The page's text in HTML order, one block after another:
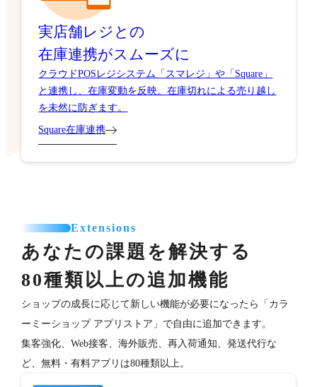
実店舗レジとの
在庫連携がスムーズに
クラウドPOSレジシステム「スマレジ」や「Square」
と連携し、在庫変動を反映。在庫切れによる売り越し
を未然に防ぎます。
Square在庫連携
Extensions
あなたの課題を解決する
80種類以上の追加機能
ショップの成長に応じて新しい機能が必要になったら「カラ
ーミーショップ アプリストア」で自由に追加できます。
集客強化、Web接客、海外販売、再入荷通知、発送代行な
ど、無料・有料アプリは80種類以上。